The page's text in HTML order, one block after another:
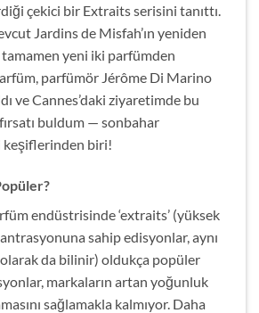
çekici bir Extraits serisini tanıttı.
Jardins de Misfah’ın yeniden
yeni iki parfümden
parfümör Jérôme Di Marino
ve Cannes’daki ziyaretimde bu
buldum — sonbahar
keşiflerinden biri!
endüstrisinde ‘extraits’ (yüksek
sahip edisyonlar, aynı
da bilinir) oldukça popüler
markaların artan yoğunluk
sağlamakla kalmıyor. Daha